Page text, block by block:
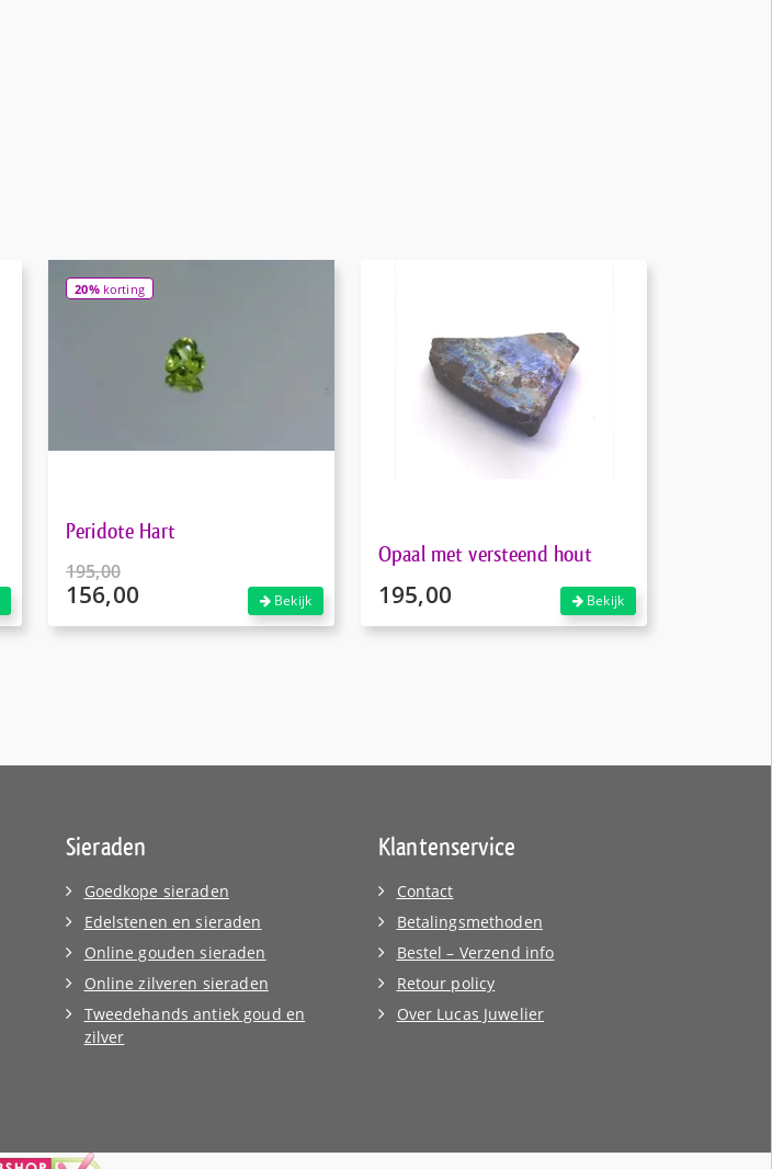
20%korting
Peridote Hart
195,00
Oorspronkelijke
156,00 Bekijk
Opaal met versteend hout
195,00 Bekijk
Sieraden
Goedkope sieraden
Edelstenen en sieraden
Online gouden sieraden
Online zilveren sieraden
Tweedehands antiek goud en
zilver
Klantenservice
Contact
Betalingsmethoden
Bestel – Verzend info
Retour policy
Over Lucas Juwelier